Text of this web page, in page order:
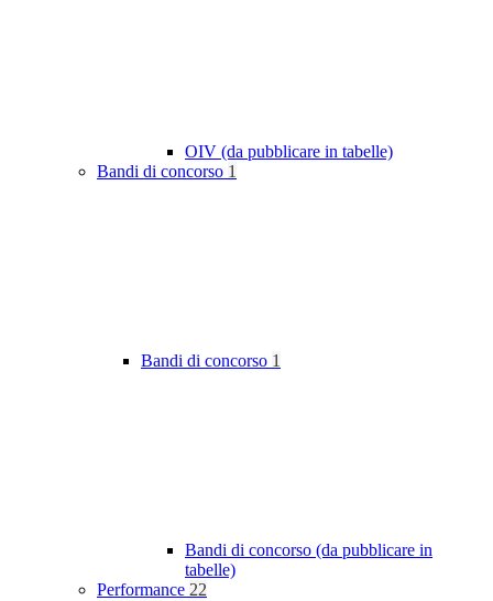
OIV (da pubblicare in tabelle)
Bandi di concorso 1
Bandi di concorso 1
Bandi di concorso (da pubblicare in
tabelle)
Performance 22